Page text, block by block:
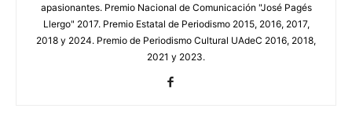
apasionantes. Premio Nacional de Comunicación "José Pagés
Llergo" 2017. Premio Estatal de Periodismo 2015, 2016, 2017,
2018 y 2024. Premio de Periodismo Cultural UAdeC 2016, 2018,
2021 y 2023.